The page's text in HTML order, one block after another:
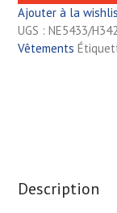
Ajouter à la
UGS : NE5433/
Vêtements
Description